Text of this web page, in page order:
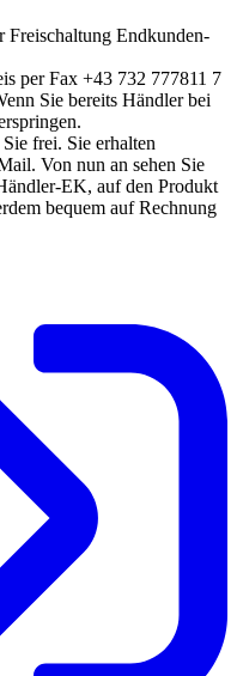
Freischaltung Endkunden-
per Fax +43 732 777811 7
Sie bereits Händler bei
frei. Sie erhalten
Von nun an sehen Sie
EK, auf den Produkt
bequem auf Rechnung